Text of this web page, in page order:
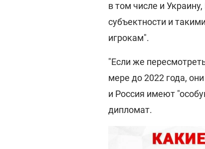
в том числе и
субъектности и
игрокам".
"Если же
мере до 2022 года,
и Россия имеют
дипломат.